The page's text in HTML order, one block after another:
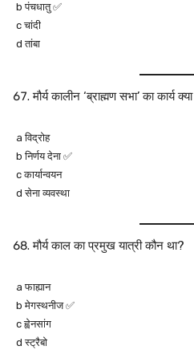
b पंचधातु ✅
c चांदी
d तांबा
मौर्य कालीन ‘ब्राह्मण सभा’ का कार्य
a विद्रोह
b निर्णय देना ✅
c कार्यान्वयन
d सेना व्यवस्था
मौर्य काल का प्रमुख यात्री कौन था?
a फाह्यान
b मेगस्थनीज ✅
c ह्वेनसांग
d स्ट्रैबो